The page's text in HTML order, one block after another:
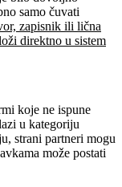
samo čuvati
zapisnik ili lična
direktno u sistem
koje ne ispune
u kategoriju
strani partneri mogu
može postati